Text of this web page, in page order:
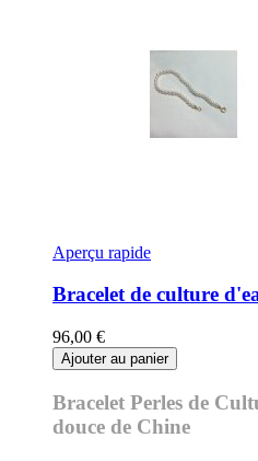
Aperçu rapide
Bracelet de culture
96,00 €
Ajouter au panier
Bracelet Perles de
douce de Chine